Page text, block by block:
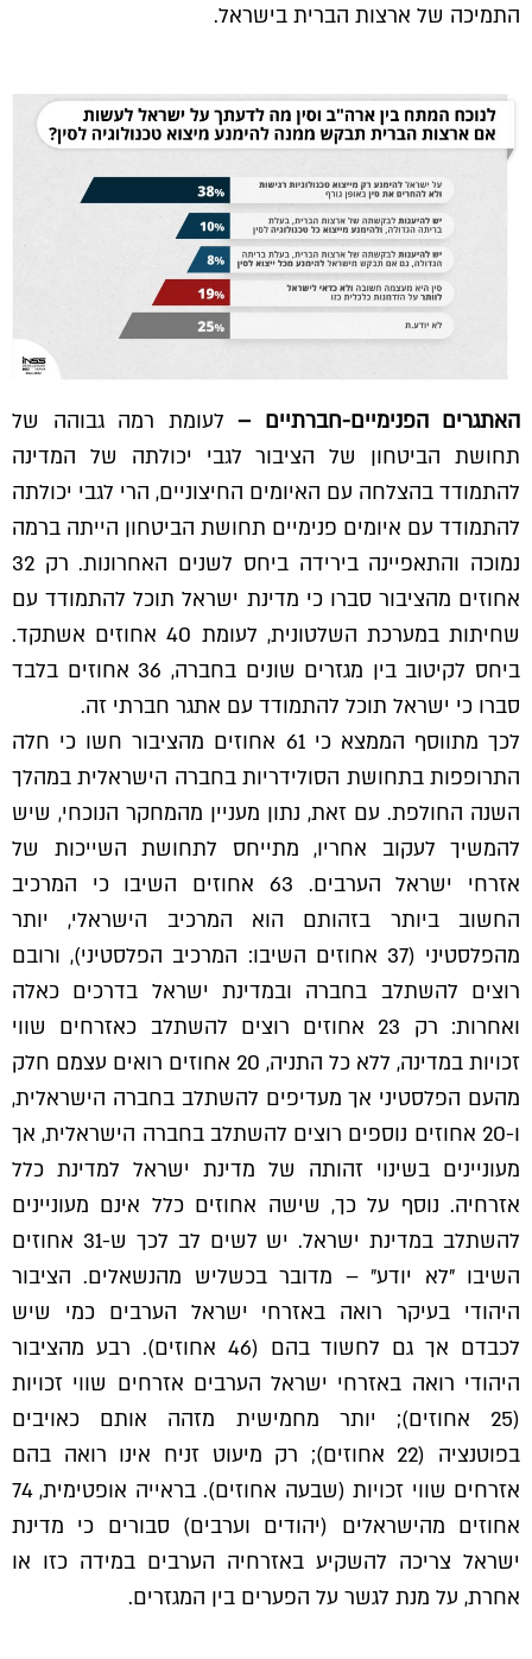
התמיכה של ארצות הברית בישראל.
האתגרים הפנימיים-חברתיים – לעומת רמה גבוהה של
תחושת הביטחון של הציבור לגבי יכולתה של המדינה
להתמודד בהצלחה עם האיומים החיצוניים, הרי לגבי יכולתה
להתמודד עם איומים פנימיים תחושת הביטחון הייתה ברמה
נמוכה והתאפיינה בירידה ביחס לשנים האחרונות. רק 32
אחוזים מהציבור סברו כי מדינת ישראל תוכל להתמודד עם
שחיתות במערכת השלטונית, לעומת 40 אחוזים אשתקד.
ביחס לקיטוב בין מגזרים שונים בחברה, 36 אחוזים בלבד
סברו כי ישראל תוכל להתמודד עם אתגר חברתי זה.
לכך מתווסף הממצא כי 61 אחוזים מהציבור חשו כי חלה
התרופפות בתחושת הסולידריות בחברה הישראלית במהלך
השנה החולפת. עם זאת, נתון מעניין מהמחקר הנוכחי, שיש
להמשיך לעקוב אחריו, מתייחס לתחושת השייכות של
אזרחי ישראל הערבים. 63 אחוזים השיבו כי המרכיב
החשוב ביותר בזהותם הוא המרכיב הישראלי, יותר
מהפלסטיני (37 אחוזים השיבו: המרכיב הפלסטיני), ורובם
רוצים להשתלב בחברה ובמדינת ישראל בדרכים כאלה
ואחרות: רק 23 אחוזים רוצים להשתלב כאזרחים שווי
זכויות במדינה, ללא כל התניה, 20 אחוזים רואים עצמם חלק
מהעם הפלסטיני אך מעדיפים להשתלב בחברה הישראלית,
ו-20 אחוזים נוספים רוצים להשתלב בחברה הישראלית, אך
מעוניינים בשינוי זהותה של מדינת ישראל למדינת כלל
אזרחיה. נוסף על כך, שישה אחוזים כלל אינם מעוניינים
להשתלב במדינת ישראל. יש לשים לב לכך ש-31 אחוזים
השיבו ״לא יודע״ – מדובר בכשליש מהנשאלים. הציבור
היהודי בעיקר רואה באזרחי ישראל הערבים כמי שיש
לכבדם אך גם לחשוד בהם (46 אחוזים). רבע מהציבור
היהודי רואה באזרחי ישראל הערבים אזרחים שווי זכויות
(25 אחוזים); יותר מחמישית מזהה אותם כאויבים
בפוטנציה (22 אחוזים); רק מיעוט זניח אינו רואה בהם
אזרחים שווי זכויות (שבעה אחוזים). בראייה אופטימית, 74
אחוזים מהישראלים (יהודים וערבים) סבורים כי מדינת
ישראל צריכה להשקיע באזרחיה הערבים במידה כזו או
אחרת, על מנת לגשר על הפערים בין המגזרים.